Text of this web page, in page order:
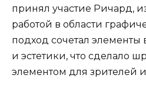
принял участие Ричард,
работой в области
подход сочетал элементы
и эстетики, что сделало
элементом для зрителей